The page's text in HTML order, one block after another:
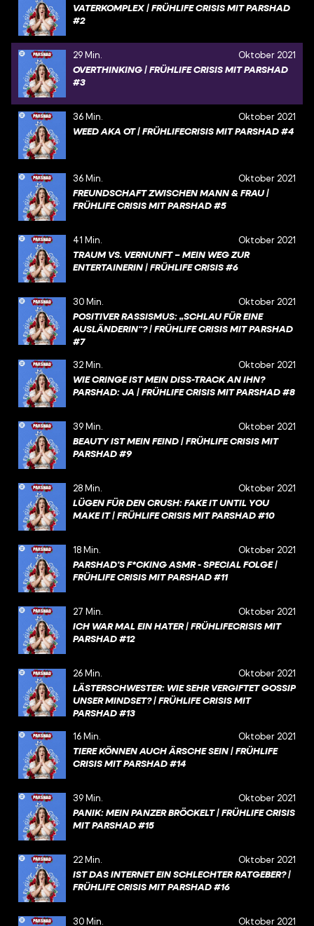
VATERKOMPLEX | FRÜHLIFE CRISIS MIT PARSHAD
#2
29 Min. Oktober 2021
OVERTHINKING | FRÜHLIFE CRISIS MIT PARSHAD
#3
36 Min. Oktober 2021
WEED AKA OT | FRÜHLIFECRISIS MIT PARSHAD #4
36 Min. Oktober 2021
FREUNDSCHAFT ZWISCHEN MANN & FRAU |
FRÜHLIFE CRISIS MIT PARSHAD #5
41 Min. Oktober 2021
TRAUM VS. VERNUNFT – MEIN WEG ZUR
ENTERTAINERIN | FRÜHLIFE CRISIS #6
30 Min. Oktober 2021
POSITIVER RASSISMUS: „SCHLAU FÜR EINE
AUSLÄNDERIN“? | FRÜHLIFE CRISIS MIT PARSHAD
#7
32 Min. Oktober 2021
WIE CRINGE IST MEIN DISS-TRACK AN IHN?
PARSHAD: JA | FRÜHLIFE CRISIS MIT PARSHAD #8
39 Min. Oktober 2021
BEAUTY IST MEIN FEIND | FRÜHLIFE CRISIS MIT
PARSHAD #9
28 Min. Oktober 2021
LÜGEN FÜR DEN CRUSH: FAKE IT UNTIL YOU
MAKE IT | FRÜHLIFE CRISIS MIT PARSHAD #10
18 Min. Oktober 2021
PARSHAD'S F*CKING ASMR - SPECIAL FOLGE |
FRÜHLIFE CRISIS MIT PARSHAD #11
27 Min. Oktober 2021
ICH WAR MAL EIN HATER | FRÜHLIFECRISIS MIT
PARSHAD #12
26 Min. Oktober 2021
LÄSTERSCHWESTER: WIE SEHR VERGIFTET GOSSIP
UNSER MINDSET? | FRÜHLIFE CRISIS MIT
PARSHAD #13
16 Min. Oktober 2021
TIERE KÖNNEN AUCH ÄRSCHE SEIN | FRÜHLIFE
CRISIS MIT PARSHAD #14
39 Min. Oktober 2021
PANIK: MEIN PANZER BRÖCKELT | FRÜHLIFE CRISIS
MIT PARSHAD #15
22 Min. Oktober 2021
IST DAS INTERNET EIN SCHLECHTER RATGEBER? |
FRÜHLIFE CRISIS MIT PARSHAD #16
30 Min. Oktober 2021